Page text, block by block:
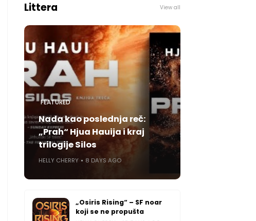
Littera View all
FEATURED
Nada kao poslednja reč:
„Prah“ Hjua Hauija i kraj
trilogije Silos
HELLY CHERRY 8 DAYS AGO
„Osiris Rising“ – SF noar
koji se ne propušta